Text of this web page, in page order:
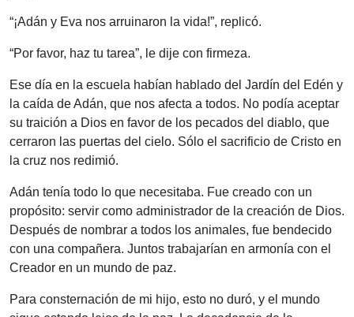
“¡Adán y Eva nos arruinaron la vida!”, replicó.
“Por favor, haz tu tarea”, le dije con firmeza.
Ese día en la escuela habían hablado del Jardín del Edén y
la caída de Adán, que nos afecta a todos. No podía aceptar
su traición a Dios en favor de los pecados del diablo, que
cerraron las puertas del cielo. Sólo el sacrificio de Cristo en
la cruz nos redimió.
Adán tenía todo lo que necesitaba. Fue creado con un
propósito: servir como administrador de la creación de Dios.
Después de nombrar a todos los animales, fue bendecido
con una compañera. Juntos trabajarían en armonía con el
Creador en un mundo de paz.
Para consternación de mi hijo, esto no duró, y el mundo